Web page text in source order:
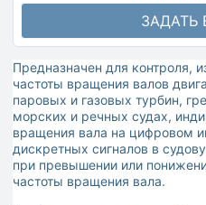
ЗАДАТЬ
Предназначен для контроля,
частоты вращения валов
паровых и газовых турбин,
морских и речных судах,
вращения вала на цифровом
дискретных сигналов в
при превышении или
частоты вращения вала.